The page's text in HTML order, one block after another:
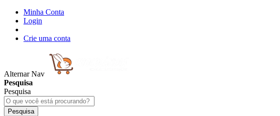
Minha Conta
Login
Crie uma conta
Alternar Nav
Pesquisa
Pesquisa
Pesquisa